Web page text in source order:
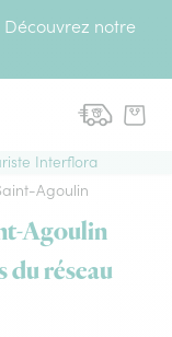
Découvrez notre
Interflora
Agoulin
Agoulin
réseau